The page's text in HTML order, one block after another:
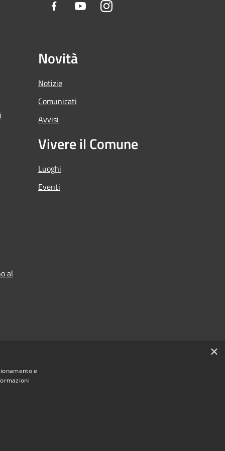
Facebook YoutubeInstagram
Novità
Notizie
Comunicati
Avvisi
Vivere il Comune
Luoghi
Eventi
al
×
e